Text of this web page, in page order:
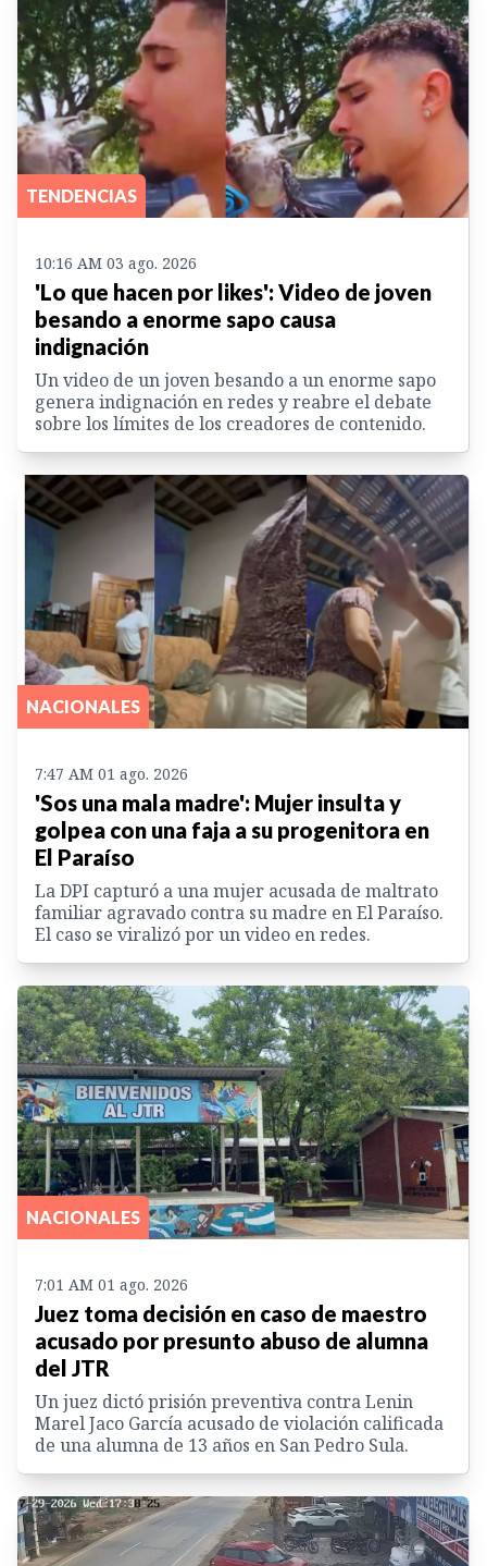
TENDENCIAS
10:16 AM 03 ago. 2026
'Lo que hacen por likes': Video de joven
besando a enorme sapo causa
indignación
Un video de un joven besando a un enorme sapo
genera indignación en redes y reabre el debate
sobre los límites de los creadores de contenido.
NACIONALES
7:47 AM 01 ago. 2026
'Sos una mala madre': Mujer insulta y
golpea con una faja a su progenitora en
El Paraíso
La DPI capturó a una mujer acusada de maltrato
familiar agravado contra su madre en El Paraíso.
El caso se viralizó por un video en redes.
NACIONALES
7:01 AM 01 ago. 2026
Juez toma decisión en caso de maestro
acusado por presunto abuso de alumna
del JTR
Un juez dictó prisión preventiva contra Lenin
Marel Jaco García acusado de violación calificada
de una alumna de 13 años en San Pedro Sula.